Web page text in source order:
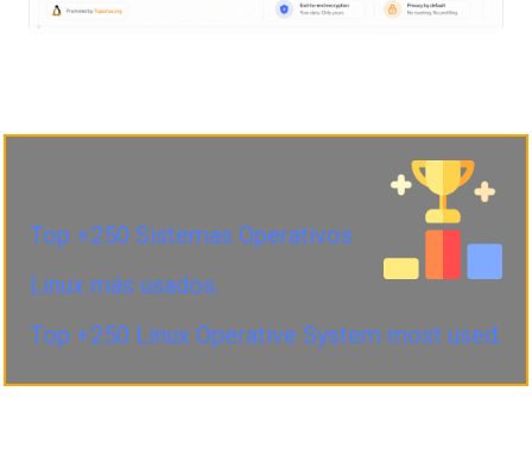
Top +250 Sistemas Operativos
Linux más usados.
Top +250 Linux Operative System most used.